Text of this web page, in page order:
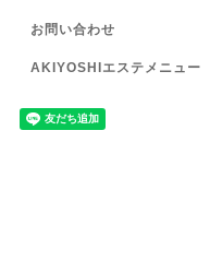
お問い合わせ
AKIYOSHIエステメニュー